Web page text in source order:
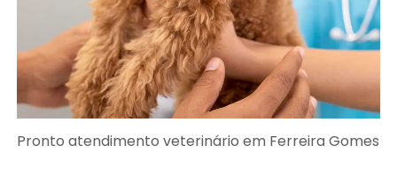
Pronto atendimento veterinário em Ferreira Gomes